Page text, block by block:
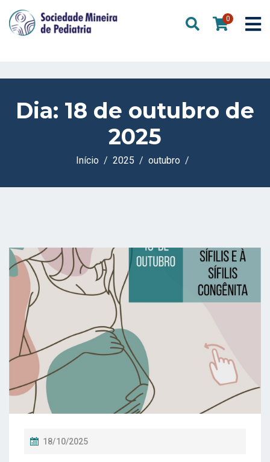
0
Dia: 18 de outubro de
2025
Início 2025 outubro
P
18/10/2025